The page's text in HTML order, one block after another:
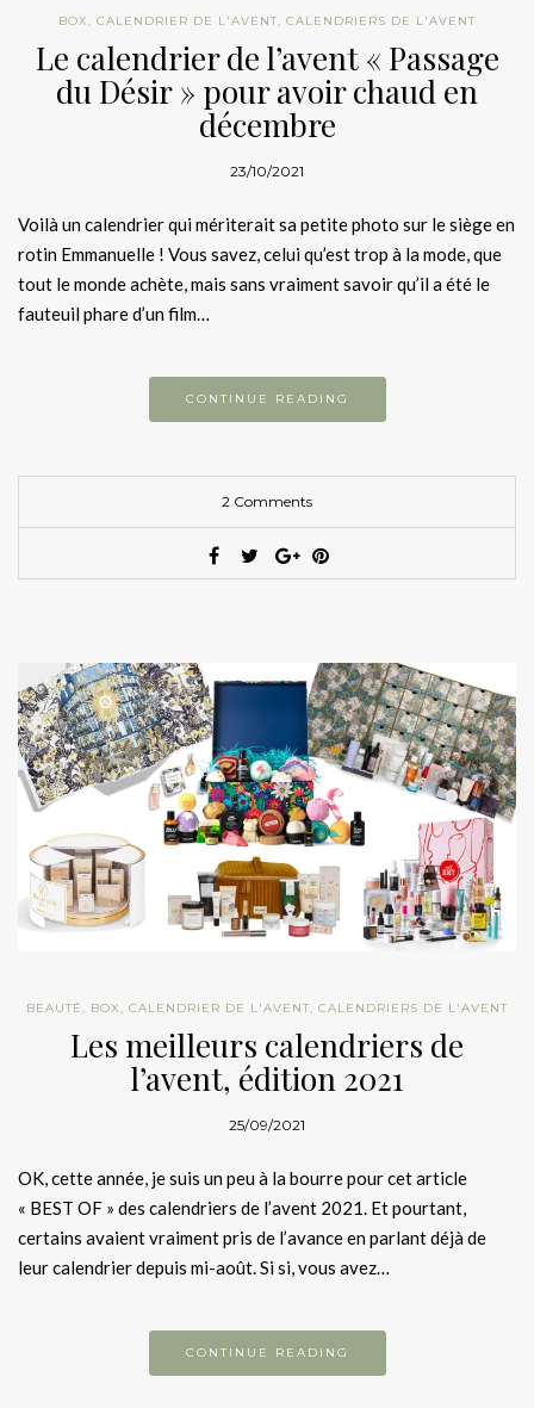
BOX, CALENDRIER DE L'AVENT, CALENDRIERS DE L'AVENT
Le calendrier de l’avent « Passage
du Désir » pour avoir chaud en
décembre
23/10/2021
Voilà un calendrier qui mériterait sa petite photo sur le siège en
rotin Emmanuelle ! Vous savez, celui qu’est trop à la mode, que
tout le monde achète, mais sans vraiment savoir qu’il a été le
fauteuil phare d’un film…
CONTINUE READING
2 Comments
BEAUTÉ, BOX, CALENDRIER DE L'AVENT, CALENDRIERS DE L'AVENT
Les meilleurs calendriers de
l’avent, édition 2021
25/09/2021
OK, cette année, je suis un peu à la bourre pour cet article
« BEST OF » des calendriers de l’avent 2021. Et pourtant,
certains avaient vraiment pris de l’avance en parlant déjà de
leur calendrier depuis mi-août. Si si, vous avez…
CONTINUE READING